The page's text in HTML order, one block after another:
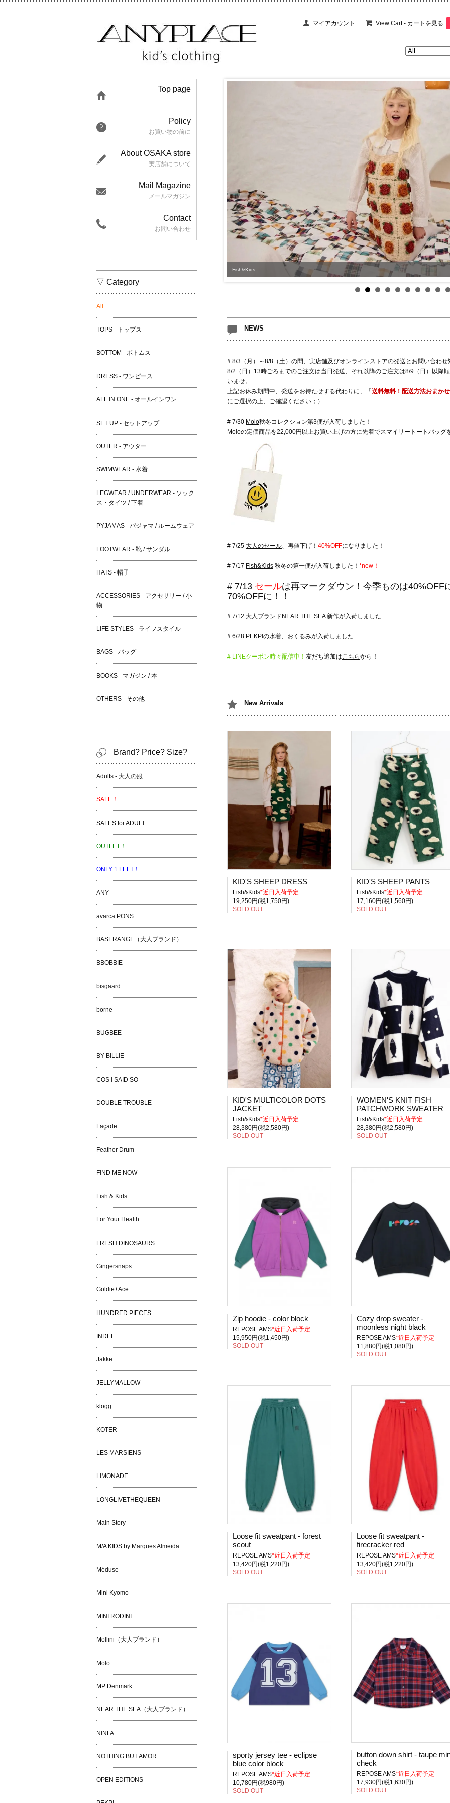
マイアカウント View Cart - カートを見る
Fish&Kids
NEWS
# 8/3（月）～8/8（土） の間、実店舗及びオンラインストアの発送とお問い合わせ
8/2（日）13時ごろまでのご注文は当日発送、それ以降のご注文は8/9（日）以降
いませ。
上記お休み期間中、発送をお待たせする代わりに、「 送料無料！配送方法おまか
にご選択の上、ご確認ください；）
# 7/30 Molo秋冬コレクション第3便が入荷しました！
Moloの定価商品を22,000円以上お買い上げの方に先着でスマイリートートバッグ
# 7/25 大人のセール、再値下げ！ 40%OFFになりました！
# 7/17 Fish&Kids 秋冬の第一便が入荷しました！ *new！
# 7/13 セールは再マークダウン！今季ものは40%OFF
70%OFFに！！
# 7/12 大人ブランド NEAR THE SEA新作が入荷しました
# 6/28 PEKPI の水着、おくるみが入荷しました
# LINEクーポン時々配信中！ 友だち追加はこちらから！
New Arrivals
KID'S SHEEP DRESS
Fish&Kids*近日入荷予定
19,250円(税1,750円)
SOLD OUT
KID'S SHEEP PANTS
Fish&Kids*近日入荷予定
17,160円(税1,560円)
SOLD OUT
KID'S MULTICOLOR DOTS
JACKET
Fish&Kids*近日入荷予定
28,380円(税2,580円)
SOLD OUT
WOMEN'S KNIT FISH
PATCHWORK SWEATER
Fish&Kids*近日入荷予定
28,380円(税2,580円)
SOLD OUT
Zip hoodie - color block
REPOSE AMS*近日入荷予定
15,950円(税1,450円)
SOLD OUT
Cozy drop sweater -
moonless night black
REPOSE AMS*近日入荷予定
11,880円(税1,080円)
SOLD OUT
Loose fit sweatpant - forest
scout
REPOSE AMS*近日入荷予定
13,420円(税1,220円)
SOLD OUT
Loose fit sweatpant -
firecracker red
REPOSE AMS*近日入荷予定
13,420円(税1,220円)
SOLD OUT
sporty jersey tee - eclipse
blue color block
REPOSE AMS*近日入荷予定
10,780円(税980円)
SOLD OUT
button down shirt - taupe
check
REPOSE AMS*近日入荷予定
17,930円(税1,630円)
SOLD OUT
Top page
Policy
お買い物の前に
About OSAKA store
実店舗について
Mail Magazine
メールマガジン
Contact
お問い合わせ
▽ Category
All
TOPS - トップス
BOTTOM - ボトムス
DRESS - ワンピース
ALL IN ONE - オールインワン
SET UP - セットアップ
OUTER - アウター
SWIMWEAR - 水着
LEGWEAR / UNDERWEAR - ソック
ス・タイツ / 下着
PYJAMAS - パジャマ / ルームウェア
FOOTWEAR - 靴 / サンダル
HATS - 帽子
ACCESSORIES - アクセサリー / 小
物
LIFE STYLES - ライフスタイル
BAGS - バッグ
BOOKS - マガジン / 本
OTHERS - その他
Brand? Price? Size?
Adults - 大人の服
SALE！
SALES for ADULT
OUTLET！
ONLY 1 LEFT！
ANY
avarca PONS
BASERANGE（大人ブランド）
BBOBBIE
bisgaard
borne
BUGBEE
BY BILLIE
COS I SAID SO
DOUBLE TROUBLE
Façade
Feather Drum
FIND ME NOW
Fish & Kids
For Your Health
FRESH DINOSAURS
Gingersnaps
Goldie+Ace
HUNDRED PIECES
INDEE
Jakke
JELLYMALLOW
klogg
KOTER
LES MARSIENS
LIMONADE
LONGLIVETHEQUEEN
Main Story
M/A KIDS by Marques Almeida
Méduse
Mini Kyomo
MINI RODINI
Mollini（大人ブランド）
Molo
MP Denmark
NEAR THE SEA（大人ブランド）
NINFA
NOTHING BUT AMOR
OPEN EDITIONS